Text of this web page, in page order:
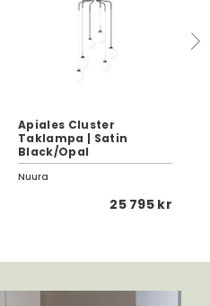
Apiales Cluster
Taklampa | Satin
Black/Opal
Nuura
25 795 kr